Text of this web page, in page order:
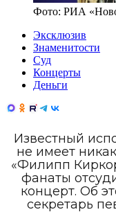
Фото: РИА
Эксклюзив
Знаменитости
Суд
Концерты
Деньги
Известный
не имеет
«Филипп
фанаты
концерт. Об
секретарь